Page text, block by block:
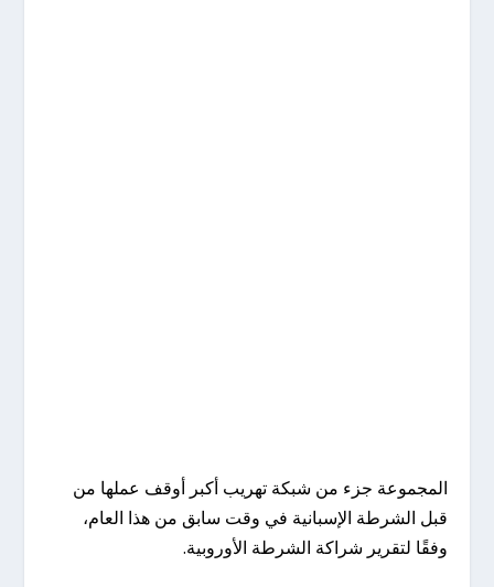
المجموعة جزء من شبكة تهريب أكبر أوقف عملها من
قبل الشرطة الإسبانية في وقت سابق من هذا العام،
وفقًا لتقرير شراكة الشرطة الأوروبية.